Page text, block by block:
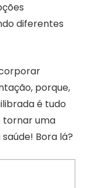
diferentes
porque,
é tudo
tornar uma
Bora lá?